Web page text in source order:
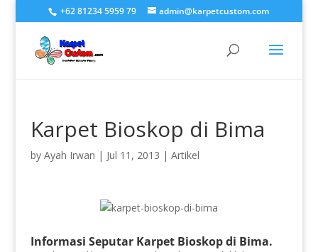
+62 81234 5959 79 admin@karpetcustom.com
Karpet Bioskop di Bima
by Ayah Irwan | Jul 11, 2013 | Artikel
Informasi Seputar Karpet Bioskop di Bima.